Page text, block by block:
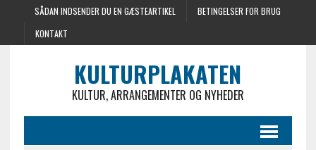
SÅDAN INDSENDER DU EN GÆSTEARTIKEL
BETINGELSER FOR BRUG
KONTAKT
KULTURPLAKATEN
KULTUR, ARRANGEMENTER OG NYHEDER